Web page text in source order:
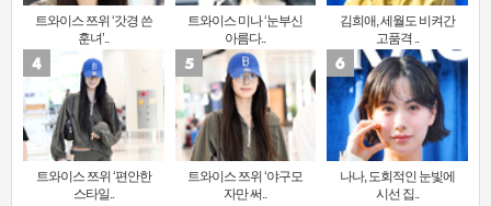
트와이스 쯔위 ‘갓경 쓴
훈녀’..
트와이스 미나 ‘눈부신
아름다..
김희애, 세월도 비켜간
고품격 ..
트와이스 쯔위 ‘편안한
스타일..
트와이스 쯔위 ‘야구모
자만 써..
나나, 도회적인 눈빛에
시선 집..